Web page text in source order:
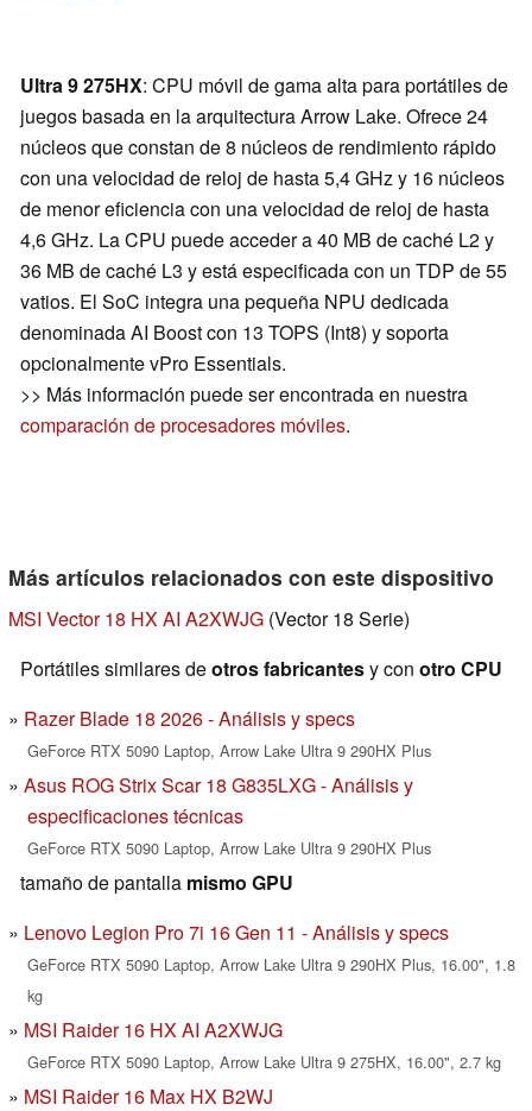
Ultra 9 275HX: CPU móvil de gama alta para portátiles de
juegos basada en la arquitectura Arrow Lake. Ofrece 24
núcleos que constan de 8 núcleos de rendimiento rápido
con una velocidad de reloj de hasta 5,4 GHz y 16 núcleos
de menor eficiencia con una velocidad de reloj de hasta
4,6 GHz. La CPU puede acceder a 40 MB de caché L2 y
36 MB de caché L3 y está especificada con un TDP de 55
vatios. El SoC integra una pequeña NPU dedicada
denominada AI Boost con 13 TOPS (Int8) y soporta
opcionalmente vPro Essentials.
>> Más información puede ser encontrada en nuestra
comparación de procesadores móviles.
Más artículos relacionados con este dispositivo
MSI Vector 18 HX AI A2XWJG (Vector 18 Serie)
Portátiles similares deotros fabricantesy con otro CPU
Razer Blade 18 2026 - Análisis y specs
GeForce RTX 5090 Laptop, Arrow Lake Ultra 9 290HX Plus
Asus ROG Strix Scar 18 G835LXG - Análisis y
especificaciones técnicas
GeForce RTX 5090 Laptop, Arrow Lake Ultra 9 290HX Plus
tamaño de pantalla mismo GPU
Lenovo Legion Pro 7i 16 Gen 11 - Análisis y specs
GeForce RTX 5090 Laptop, Arrow Lake Ultra 9 290HX Plus, 16.00", 1.8
kg
MSI Raider 16 HX AI A2XWJG
GeForce RTX 5090 Laptop, Arrow Lake Ultra 9 275HX, 16.00", 2.7 kg
MSI Raider 16 Max HX B2WJ